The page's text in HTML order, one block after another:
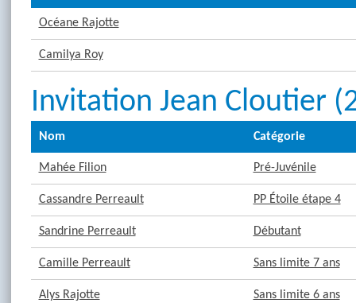
Océane Rajotte
Camilya Roy
Invitation Jean Cloutier
Nom Catégorie
Mahée Filion Pré-Juvénile
Cassandre Perreault PP Étoile étape 4
Sandrine Perreault Débutant
Camille Perreault Sans limite 7 ans
Alys Rajotte Sans limite 6 ans